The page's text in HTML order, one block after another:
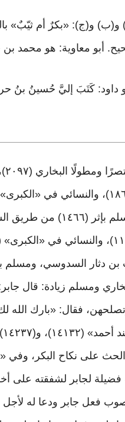
داود: كَتَبَ إليَّ حُسينُ بنُ
ومسلم بإثر (١٤٦٦) من طريق أبي نضرة، ستتهم عن جابر بن
ومسلم زيادة: قال
فقال: «بارك الله
ابن حبان» (٢٧١٧) و(٦٥١٧)
فضيلة لجابر لشفقته على
فعل جابر ودعا له لأجل